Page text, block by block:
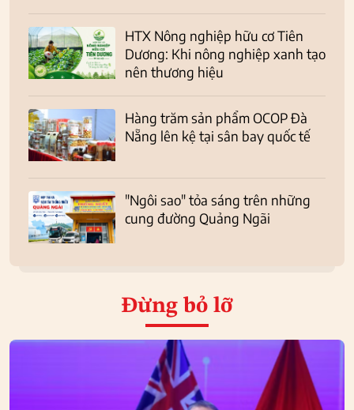
HTX Nông nghiệp hữu cơ Tiên
Dương: Khi nông nghiệp xanh tạo
nên thương hiệu
Hàng trăm sản phẩm OCOP Đà
Nẵng lên kệ tại sân bay quốc tế
"Ngôi sao" tỏa sáng trên những
cung đường Quảng Ngãi
Đừng bỏ lỡ